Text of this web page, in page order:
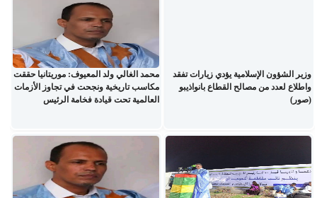
وزير الشؤون الإسلامية يؤدي زيارات تفقد
واطلاع لعدد من مصالح القطاع بانواذيبو
(صور)
محمد الغالي ولد المعيوف: موريتانيا حققت
مكاسب تاريخية ونجحت في تجاوز الأزمات
العالمية تحت قيادة فخامة الرئيس